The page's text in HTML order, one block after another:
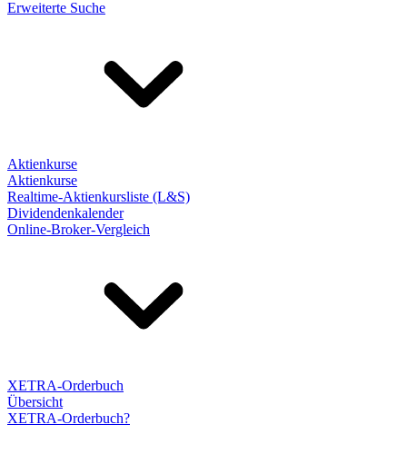
Erweiterte Suche
Aktienkurse
Aktienkurse
Realtime-Aktienkursliste (L&S)
Dividendenkalender
Online-Broker-Vergleich
XETRA-Orderbuch
Übersicht
XETRA-Orderbuch?